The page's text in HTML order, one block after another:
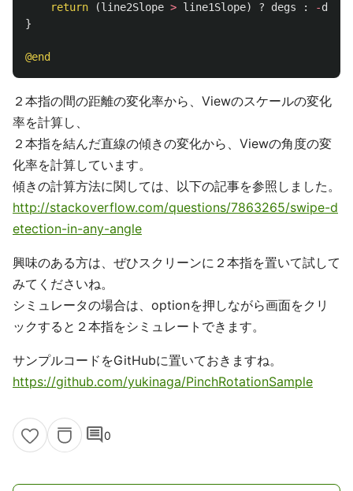
return (line2Slope > line1Slope) ? degs : -degs
}
@end
２本指の間の距離の変化率から、Viewのスケールの変化
率を計算し、
２本指を結んだ直線の傾きの変化から、Viewの角度の変
化率を計算しています。
傾きの計算方法に関しては、以下の記事を参照しました。
http://stackoverflow.com/questions/7863265/swipe-d
etection-in-any-angle
興味のある方は、ぜひスクリーンに２本指を置いて試して
みてくださいね。
シミュレータの場合は、optionを押しながら画面をクリ
ックすると２本指をシミュレートできます。
サンプルコードをGitHubに置いておきますね。
https://github.com/yukinaga/PinchRotationSample
comment0